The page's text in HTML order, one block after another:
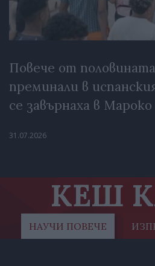
Повече от
преминали в
се завърнаха в Мароко
31.07.2026
КЕШ
НАУЧИ ПОВЕЧЕ